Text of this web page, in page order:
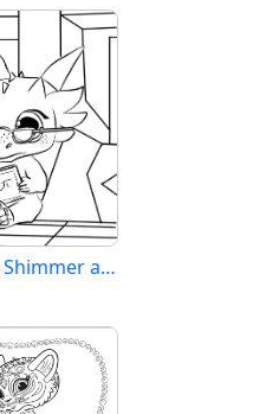
Obrázek Shimmer a Shine k vytištění